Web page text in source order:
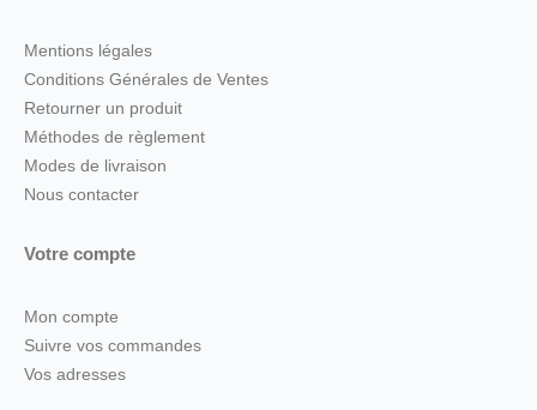
Mentions légales
Conditions Générales de Ventes
Retourner un produit
Méthodes de règlement
Modes de livraison
Nous contacter
Votre compte
Mon compte
Suivre vos commandes
Vos adresses